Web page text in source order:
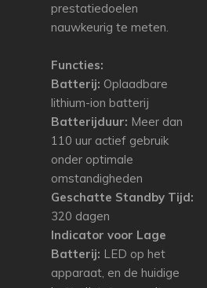
prestatiedoelen
nauwkeurig te meten.
Functies:
Batterij: Oplaadbare
lithium-ion batterij
Batterijduur: Meer dan
110 uur actief gebruik
onder optimale
omstandigheden
Geschatte Standby Tijd:
320 dagen
Indicator voor Lage
Batterij: LED op het
apparaat, en de huidige